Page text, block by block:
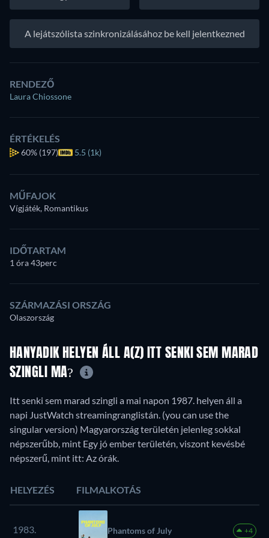
A lejátszólista szinkronizálásához be kell jelentkezned
RENDEZŐ
Laura Chiossone
ÉRTÉKELÉS
60% (197) 5.5 (1k)
MŰFAJOK
Vígjáték, Romantikus
IDŐTARTAM
1 óra 43perc
SZÁRMAZÁSI ORSZÁG
Olaszország
HANYADIK HELYEN ÁLL A(Z) ITT SENKI SEM MARAD
SZINGLI MA?
Itt senki sem marad szingli a mai napon 1987. helyen áll a
napi JustWatch streamingranglistán. (you can use the
singular version) Magyarország területén jelenleg sokkal
népszerűbb, mint Egy jó ember területén, viszont kevésbé
népszerű, mint itt: Az órák.
HELYEZÉS FILMALKOTÁS
1983. Phantoms of July +4